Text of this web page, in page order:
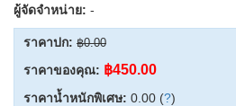
ผู้จัดจำหน่าย: -
ราคาปก: ฿0.00
ราคาของคุณ: ฿450.00
ราคาน้ำหนักพิเศษ: 0.00 (?)